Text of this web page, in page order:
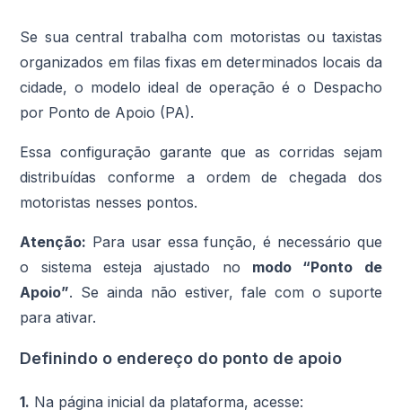
Se sua central trabalha com motoristas ou taxistas
organizados em filas fixas em determinados locais da
cidade, o modelo ideal de operação é o Despacho
por Ponto de Apoio (PA).
Essa configuração garante que as corridas sejam
distribuídas conforme a ordem de chegada dos
motoristas nesses pontos.
Atenção: Para usar essa função, é necessário que
o sistema esteja ajustado no modo “Ponto de
Apoio”. Se ainda não estiver, fale com o suporte
para ativar.
Definindo o endereço do ponto de apoio
1. Na página inicial da plataforma, acesse: